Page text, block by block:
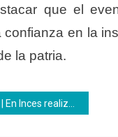
que el
confianza en la
la patria.
conversatorio sobre el Juramento en el Monte Sacro